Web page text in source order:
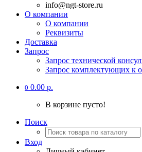
info@ngt-store.ru
О компании
О компании
Реквизиты
Доставка
Запрос
Запрос технической
Запрос комплектующих к
0 0.00 р.
В корзине пусто!
Поиск
Вход